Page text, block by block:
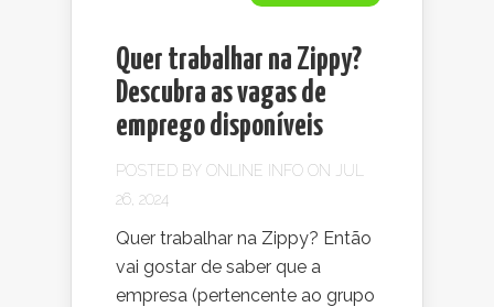
Quer trabalhar na Zippy?
Descubra as vagas de
emprego disponíveis
POSTED BY ONLINE INFO ON JUL
26, 2024
Quer trabalhar na Zippy? Então
vai gostar de saber que a
empresa (pertencente ao grupo